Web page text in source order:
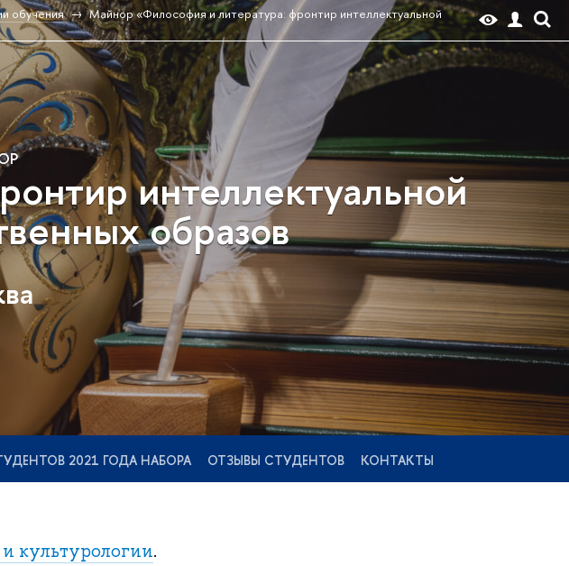
обучения
Майнор «Философия и литература: фронтир интеллектуальной
интеллектуальной
образов
2021 ГОДА НАБОРА ОТЗЫВЫ СТУДЕНТОВ КОНТАКТЫ
культурологии.